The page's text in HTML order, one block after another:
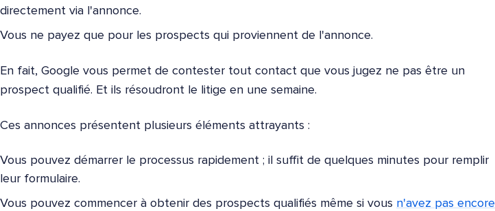
directement via l'annonce.
Vous ne payez que pour les prospects qui proviennent de l'annonce.
En fait, Google vous permet de contester tout contact que vous jugez ne pas être un
prospect qualifié. Et ils résoudront le litige en une semaine.
Ces annonces présentent plusieurs éléments attrayants :
Vous pouvez démarrer le processus rapidement ; il suffit de quelques minutes pour remplir
leur formulaire.
Vous pouvez commencer à obtenir des prospects qualifiés même si vous n'avez pas encore